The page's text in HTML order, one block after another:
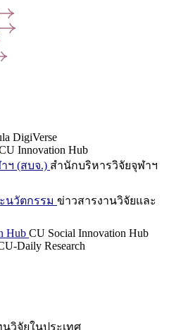
DigiVerse
Innovation Hub
ฯ (สบจ.) สำนักบริหารวิจัยจุฬาฯ
นวัตกรรม ข่าวสารงานวิจัยและ
Hub CU Social Innovation Hub
Daily Research
วิจัยในประเทศ